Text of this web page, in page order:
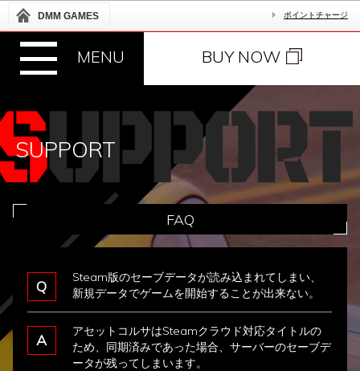
DMM GAMES ポイントチャージ
ゲームの始め方
操作方法
キーボードショートカット
推奨環境
お知らせ
アップデート情報
イベント/キャンペーン
FAQ
お問い合わせ
MENU BUY NOW
SUPPORT
FAQ
Q
Steam版のセーブデータが読み込まれてしまい、
新規データでゲームを開始することが出来ない。
A
アセットコルサはSteamクラウド対応タイトルの
ため、同期済みであった場合、サーバーのセーブデ
ータが残ってしまいます。